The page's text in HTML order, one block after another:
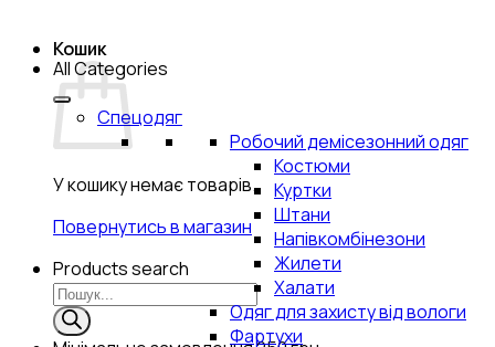
Кошик
У кошику немає товарів.
Повернутись в магазин
Products search
All Categories
Спецодяг
Робочий демісезонний одяг
Костюми
Куртки
Штани
Напівкомбінезони
Жилети
Халати
Одяг для захисту від вологи
Фартухи